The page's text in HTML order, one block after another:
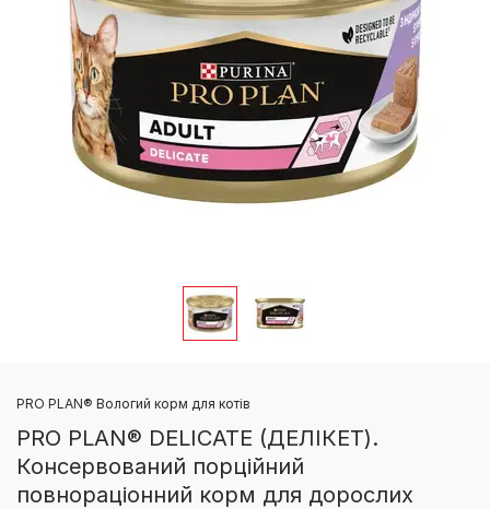
PRO PLAN® Вологий корм для котів
PRO PLAN® DELICATE (ДЕЛІКЕТ).
Консервований порційний
повнораціонний корм для дорослих